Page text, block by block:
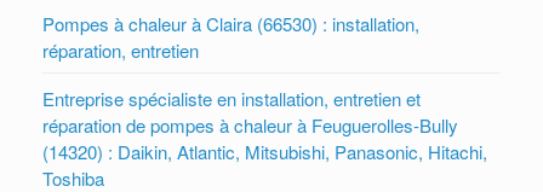
Pompes à chaleur à Claira (66530) : installation,
réparation, entretien
Entreprise spécialiste en installation, entretien et
réparation de pompes à chaleur à Feuguerolles-Bully
(14320) : Daikin, Atlantic, Mitsubishi, Panasonic, Hitachi,
Toshiba